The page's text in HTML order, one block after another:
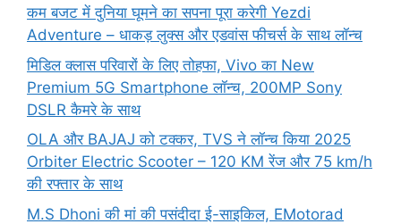
कम बजट में दुनिया घूमने का सपना पूरा करेगी Yezdi
Adventure – धाकड़ लुक्स और एडवांस फीचर्स के साथ लॉन्च
मिडिल क्लास परिवारों के लिए तोहफा, Vivo का New
Premium 5G Smartphone लॉन्च, 200MP Sony
DSLR कैमरे के साथ
OLA और BAJAJ को टक्कर, TVS ने लॉन्च किया 2025
Orbiter Electric Scooter – 120 KM रेंज और 75 km/h
की रफ्तार के साथ
M.S Dhoni की मां की पसंदीदा ई-साइकिल, EMotorad